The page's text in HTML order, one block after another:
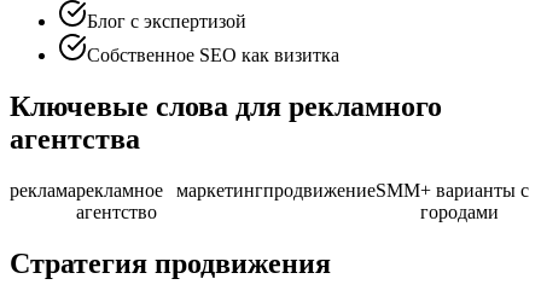
Блог с экспертизой
Собственное SEO как визитка
Ключевые слова для рекламного
агентства
рекламарекламное
агентство
маркетингпродвижениеSMM+ варианты с
городами
Стратегия продвижения